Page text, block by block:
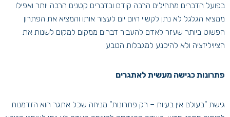
בפועל הדברים מתחילים הרבה קודם ובדברים קטנים הרבה יותר ואפילו
ממציא הגלגל לא נתן לקשיי היום יום לעצור אותו והמציא את הפתרון
הפשוט ביותר שעזר לאדם להעביר דברים ממקום למקום לשנות את
הציויליזציה ולא להיכנע למגבלות הטבע.
פתרונות כגישה מעשית לאתגרים
גישת "בעולם אין בעיות – רק פתרונות" מניחה שכל אתגר הוא הזדמנות